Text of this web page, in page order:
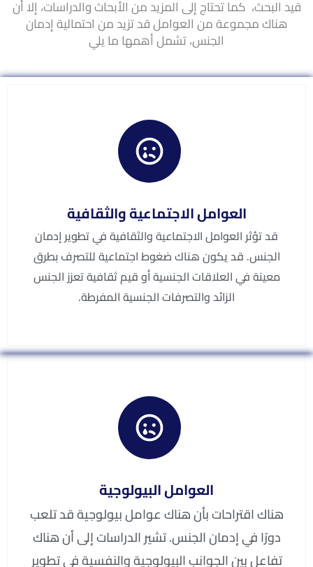
قيد البحث، كما تحتاج إلى المزيد من الأبحاث والدراسات، إلا أن
هناك مجموعة من العوامل قد تزيد من احتمالية إدمان
الجنس، تشمل أهمها ما يلي
العوامل الاجتماعية والثقافية
قد تؤثر العوامل الاجتماعية والثقافية في تطوير إدمان
الجنس. قد يكون هناك ضغوط اجتماعية للتصرف بطرق
معينة في العلاقات الجنسية أو قيم ثقافية تعزز الجنس
الزائد والتصرفات الجنسية المفرطة.
العوامل البيولوجية
هناك اقتراحات بأن هناك عوامل بيولوجية قد تلعب
دورًا في إدمان الجنس. تشير الدراسات إلى أن هناك
تفاعل بين الجوانب البيولوجية والنفسية في تطوير